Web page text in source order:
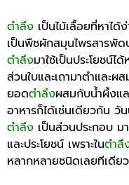
ตำลึง เป็นไม้เลื้อยที่หาไ
เป็นพืชผักสมุนไพรสารพัด
ตำลึงมาใช้เป็นประโยชน์ไ
ส่วนใบและเถามาตำและ
ยอดตำลึงผสมกับน้ำผึ้งแ
อาหารก็ได้เช่นเดียวกัน วั
ตำลึง เป็นส่วนประกอบ
และประโยชน์ เพราะในตำลึ
หลากหลายชนิดเลยทีเดีย